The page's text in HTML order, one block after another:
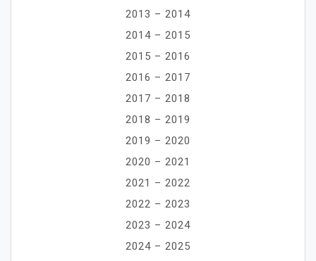
2013 – 2014
2014 – 2015
2015 – 2016
2016 – 2017
2017 – 2018
2018 – 2019
2019 – 2020
2020 – 2021
2021 – 2022
2022 – 2023
2023 – 2024
2024 – 2025